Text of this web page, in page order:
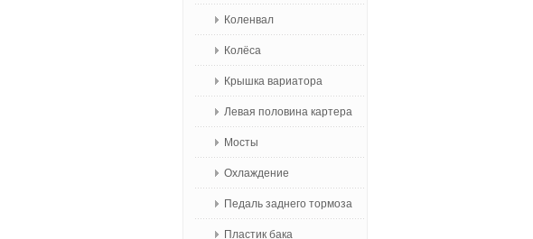
Коленвал
Колёса
Крышка вариатора
Левая половина картера
Мосты
Охлаждение
Педаль заднего тормоза
Пластик бака